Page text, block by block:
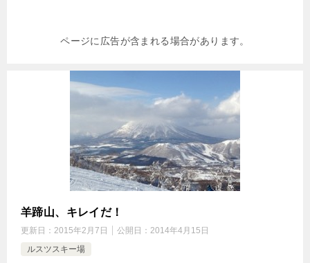
ページに広告が含まれる場合があります。
羊蹄山、キレイだ！
更新日： 2015年2月7日 公開日： 2014年4月15日
ルスツスキー場